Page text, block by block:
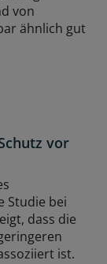
von
ähnlich gut
vor
Studie bei
dass die
ist.